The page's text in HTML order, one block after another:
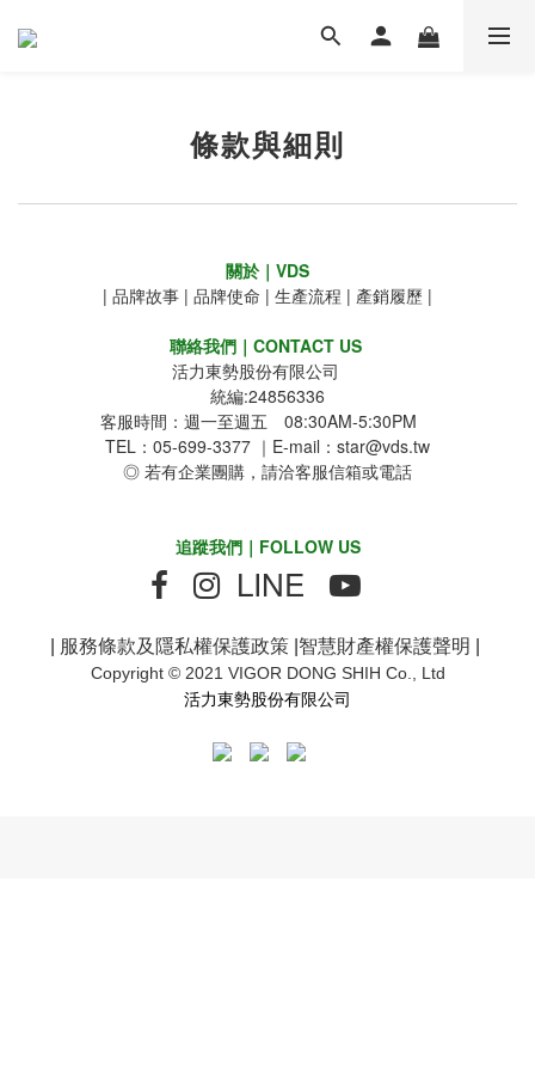
條款與細則
關於｜VDS
| 品牌故事 | 品牌使命 | 生產流程 | 產銷履歷 |
聯絡我們｜CONTACT US
活力東勢股份有限公司
統編:24856336
客服時間：週一至週五 08:30AM-5:30PM
TEL：05-699-3377 ｜E-mail：star@vds.tw
◎ 若有企業團購，請洽客服信箱或電話
追蹤我們｜FOLLOW US
LINE
| 服務條款及隱私權保護政策 |智慧財產權保護聲明 |
Copyright © 2021 VIGOR DONG SHIH Co., Ltd
活力東勢股份有限公司